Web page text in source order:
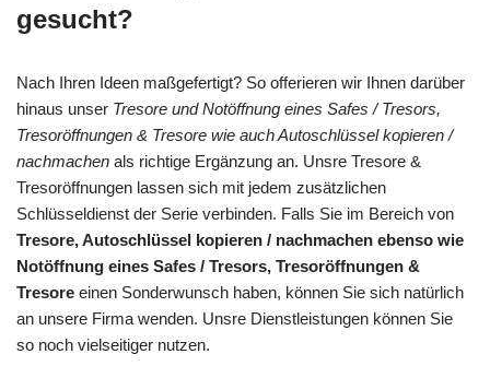
gesucht?
Nach Ihren Ideen maßgefertigt? So offerieren wir Ihnen darüber
hinaus unser Tresore und Notöffnung eines Safes / Tresors,
Tresoröffnungen & Tresore wie auch Autoschlüssel kopieren /
nachmachen als richtige Ergänzung an. Unsre Tresore &
Tresoröffnungen lassen sich mit jedem zusätzlichen
Schlüsseldienst der Serie verbinden. Falls Sie im Bereich von
Tresore, Autoschlüssel kopieren / nachmachen ebenso wie
Notöffnung eines Safes / Tresors, Tresoröffnungen &
Tresore einen Sonderwunsch haben, können Sie sich natürlich
an unsere Firma wenden. Unsre Dienstleistungen können Sie
so noch vielseitiger nutzen.